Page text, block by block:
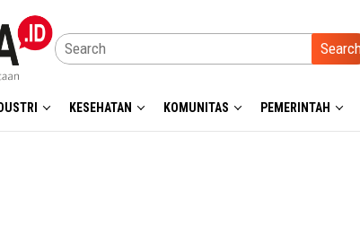
KESEHATAN KOMUNITAS PEMERINTAH